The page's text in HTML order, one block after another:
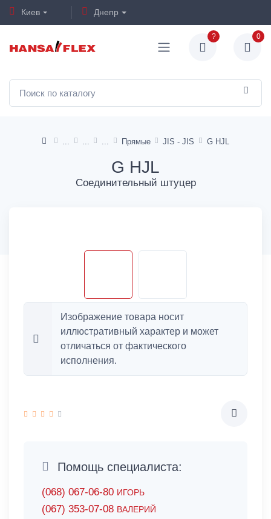
Киев Днепр
? 0
Прямые JIS - JIS G HJL
G HJL
Соединительный штуцер
Изображение товара носит
иллюстративный характер и может
отличаться от фактического
исполнения.
Помощь специалиста:
(068) 067-06-80 ИГОРЬ
(067) 353-07-08 ВАЛЕРИЙ